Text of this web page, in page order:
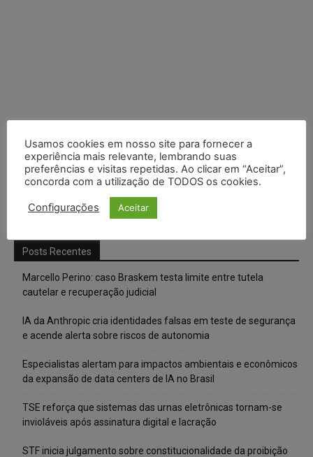
Posts Recentes
Marcello Perino: caso Braskem testa limite entre tutela
cautelar e recuperação judicial
IA da Anthropic cria identidades falsas em teste de segurança
e acende alerta sobre riscos de autonomia
Especialistas alertam para impactos ambientais e econômicos
da expansão de data centers de IA no Brasil
TSE reforça que sistemas das urnas eletrônicas tornam-se
invioláveis após assinatura digital e lacração
STF inicia julgamento sobre constitucionalidade da proibição
Usamos cookies em nosso site para fornecer a
experiência mais relevante, lembrando suas
preferências e visitas repetidas. Ao clicar em “Aceitar”,
concorda com a utilização de TODOS os cookies.
Configurações Aceitar